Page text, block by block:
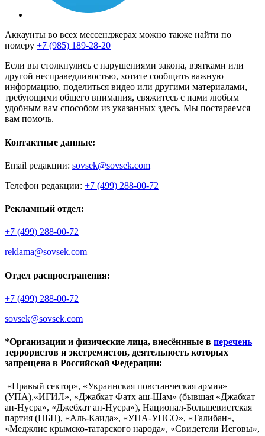
Аккаунты во всех мессенджерах можно также найти по
номеру +7 (985) 189-28-20
Если вы столкнулись с нарушениями закона, взятками или
другой несправедливостью, хотите сообщить важную
информацию, поделиться видео или другими материалами,
требующими общего внимания, свяжитесь с нами любым
удобным вам способом из указанных здесь. Мы постараемся
вам помочь.
Контактные данные:
Email редакции: sovsek@sovsek.com
Телефон редакции: +7 (499) 288-00-72
Рекламный отдел:
+7 (499) 288-00-72
reklama@sovsek.com
Отдел распространения:
+7 (499) 288-00-72
sovsek@sovsek.com
*Организации и физические лица, внесённные в перечень
террористов и экстремистов, деятельность которых
запрещена в Российской Федерации:
«Правый сектор», «Украинская повстанческая армия»
(УПА),«ИГИЛ», «Джабхат Фатх аш-Шам» (бывшая «Джабхат
ан-Нусра», «Джебхат ан-Нусра»), Национал-Большевистская
партия (НБП), «Аль-Каида», «УНА-УНСО», «Талибан»,
«Меджлис крымско-татарского народа», «Свидетели Иеговы»,